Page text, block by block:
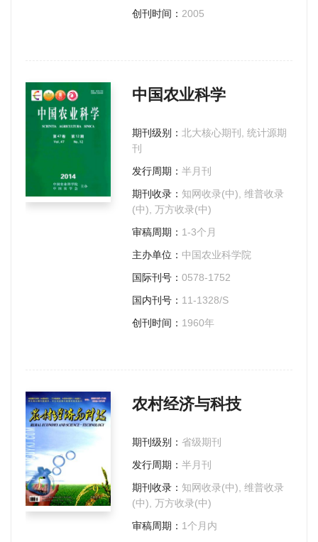
创刊时间： 2005
中国农业科学
期刊级别： 北大核心期刊, 统计源期
刊
发行周期： 半月刊
期刊收录： 知网收录(中), 维普收录
(中), 万方收录(中)
审稿周期： 1-3个月
主办单位： 中国农业科学院
国际刊号： 0578-1752
国内刊号： 11-1328/S
创刊时间： 1960年
农村经济与科技
期刊级别： 省级期刊
发行周期： 半月刊
期刊收录： 知网收录(中), 维普收录
(中), 万方收录(中)
审稿周期： 1个月内